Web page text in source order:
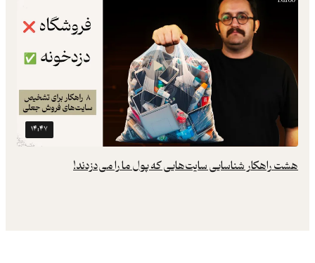
۱۴:۴۷
هشت راهکار شناسایی سایت‌هایی که پول ما را می‌دزدند!